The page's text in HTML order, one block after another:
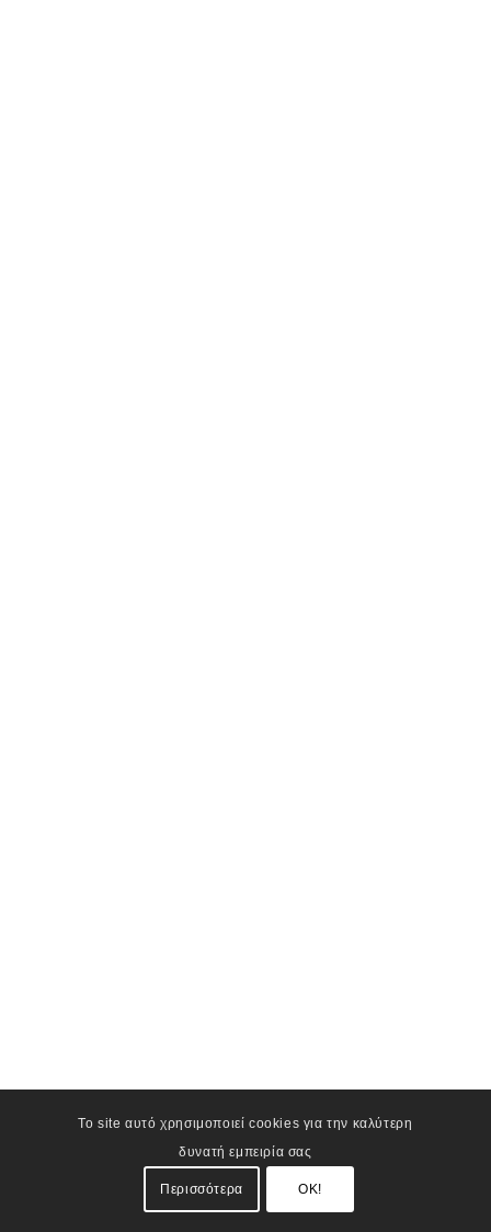
Το site αυτό χρησιμοποιεί cookies για την καλύτερη
δυνατή εμπειρία σας
Περισσότερα OK!